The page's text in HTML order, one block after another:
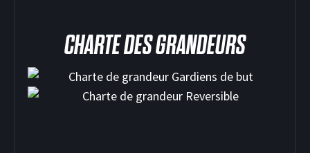
CHARTE DES GRANDEURS